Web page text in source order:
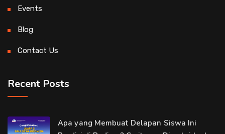
Events
Blog
Contact Us
Recent Posts
Apa yang Membuat Delapan Siswa Ini